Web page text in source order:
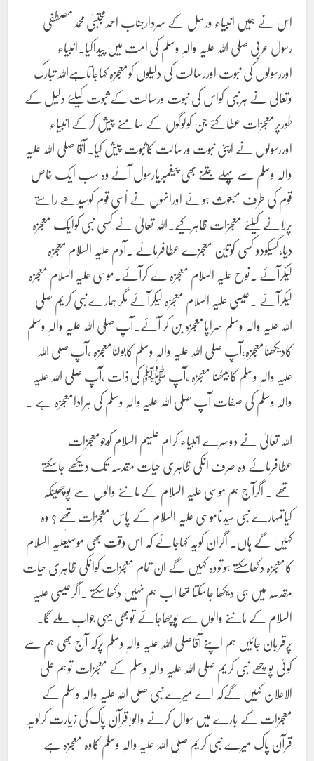
اس نے ہمیں انبیاء ورسل کے سردارجناب احمدمجتبیٰ محمدمصطفی
رسول عربی صلی اللہ علیہ والہٖ وسلم کی امت میں پیداکیا۔انبیاء
اوررسولوں کی نبوت اوررسالت کی دلیلوں کومعجزہ کہاجاتاہےاللہ تبارک
وتعالیٰ نے ہرنبی کواس کی نبوت ورسالت کے ثبوت کیلئے دلیل کے
طورپرمعجزات عطاکئے جن کولوگوں کے سامنے پیش کرکے انبیاء
اوررسولوں نے اپنی نبوت ورسالت کاثبوت پیش کیا۔ آقا صلی اللہ علیہ
والہٖ وسلم سے پہلے جتنے بھی پیغمبریارسول آئے وہ سب ایک خاص
قوم کی طرف مبعوث ہوئے اورانہوں نے اُسی قوم کوسیدھے راستے
پرلانے کیلئے معجزات ظاہرکیے۔اللہ تعالیٰ نے کسی نبی کوایک معجزہ
دیا،کسیکودو کسی کوتین معجزے عطافرمائے ۔آدم علیہ السلام معجزہ
لیکرآئے ۔نوح علیہ السلام معجزہ لے کرآئے۔موسی علیہ السلام معجزہ
لیکرآئے ۔عیسیٰ علیہ السلام معجزہ لیکرآئے مگر ہمارے نبی کریم صلی
اللہ علیہ والہٖ وسلم سراپامعجزہ بن کر آئے۔آپ صلی اللہ علیہ والہٖ وسلم
کادیکھنامعجزہ،آپ صلی اللہ علیہ والہٖ وسلم کابولنامعجزہ ،آپ صلی اللہ
علیہ والہٖ وسلم کابیٹھنا معجزہ ،آپ ﷺ کی ذات ،آپ صلی اللہ علیہ
والہٖ وسلم کی صفات آپ صلی اللہ علیہ والہٖ وسلم کی ہرادامعجزہ ہے ۔
اللہ تعالیٰ نے دوسرے انبیاء کرام علیہم السلام کوجومعجزات
عطافرمائے وہ صرف انکی ظاہری حیات مقدسہ تک دیکھے جاسکتے
تھے ۔ اگرآج ہم موسیٰ علیہ السلام کے ماننے والوں سے پوچھیںکہ
کیاتمہارے نبی سیدناموسی علیہ السلام کے پاس معجزات تھے ؟ وہ
کہیں گے ہاں۔ اگران کویہ کہاجائے کہ اس وقت بھی موسیٰعلیہ السلام
کامعجزہ دکھاسکتے ہوتووہ کہیں گے ان تمام معجزات کوانکی ظاہری حیات
مقدسہ میں ہی دیکھا جاسکتا تھا اب ہم نہیں دکھاسکتے ۔اگرعیسی علیہ
السلام کے ماننے والوں سے پوچھاجائے توبھی یہی جواب ملے گا۔
پرقربان جائیں ہم اپنے آقاصلی اللہ علیہ والہٖ وسلم پرکہ آج بھی ہم سے
کوئی پوچھے نبی کریم صلی اللہ علیہ والہٖ وسلم کے معجزات توہم علی
الاعلان کہیں گےکہ اے میرے نبی صلی اللہ علیہ والہٖ وسلم کے
معجزات کے بارے میں سوال کرنے والو!قرآن پاک کی زیارت کرلویہ
قرآن پاک میرے نبی کریم صلی اللہ علیہ والہٖ وسلم کاوہ معجزہ ہے